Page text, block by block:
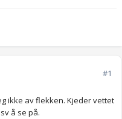
#1
ikke av flekken. Kjeder vettet
å se på.